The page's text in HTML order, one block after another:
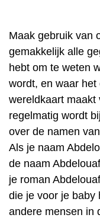
Maak gebruik van
gemakkelijk alle
hebt om te weten
wordt, en waar
wereldkaart maakt
regelmatig wordt
over de namen
Als je naam
de naam
je roman
die je voor je baby
andere mensen in